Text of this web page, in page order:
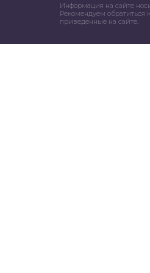
Информация на сайте
Рекомендуем обратиться
приведенные на сайте.